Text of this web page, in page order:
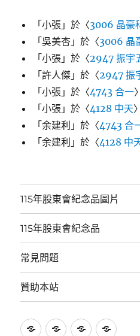
「小張 」於〈3006 晶豪
「吳美杏 」於〈3006 晶
「小張 」於〈2947 振宇
「許人傑 」於〈2947 振
「小張 」於〈4743 合一
「小張 」於〈4128 中天
「余建利 」於〈4743 合
「余建利 」於〈4128 中
115年股東會紀念品圖片
115年股東會紀念品
常見問題
贊助本站
115 115 常 贊